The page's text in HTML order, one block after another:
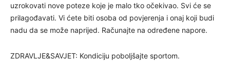
uzrokovati nove poteze koje je malo tko očekivao. Svi će se
prilagođavati. Vi ćete biti osoba od povjerenja i onaj koji budi
nadu da se može naprijed. Računajte na određene napore.
ZDRAVLJE&SAVJET: Kondiciju poboljšajte sportom.